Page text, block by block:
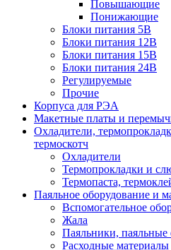
Повышающие
Понижающие
Блоки питания 5В
Блоки питания 12В
Блоки питания 15В
Блоки питания 24В
Регулируемые
Прочие
Корпуса для РЭА
Макетные платы и
Охладители,
термоскотч
Охладители
Термопрокладки и
Термопаста,
Паяльное оборудование и
Вспомогательное
Жала
Паяльники,
Расходные материалы